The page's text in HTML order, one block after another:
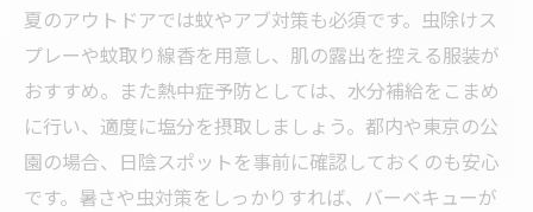
夏のアウトドアでは蚊やアブ対策も必須です。虫除けス
プレーや蚊取り線香を用意し、肌の露出を控える服装が
おすすめ。また熱中症予防としては、水分補給をこまめ
に行い、適度に塩分を摂取しましょう。都内や東京の公
園の場合、日陰スポットを事前に確認しておくのも安心
です。暑さや虫対策をしっかりすれば、バーベキューが